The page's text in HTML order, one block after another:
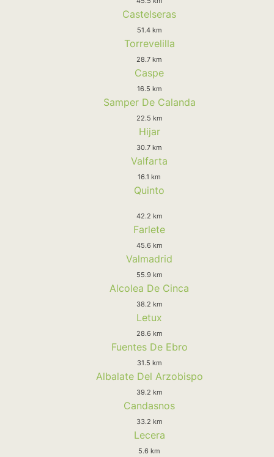
Castelseras
51.4 km
Torrevelilla
28.7 km
Caspe
16.5 km
Samper De Calanda
22.5 km
Hijar
30.7 km
Valfarta
16.1 km
Quinto
42.2 km
Farlete
45.6 km
Valmadrid
55.9 km
Alcolea De Cinca
38.2 km
Letux
28.6 km
Fuentes De Ebro
31.5 km
Albalate Del Arzobispo
39.2 km
Candasnos
33.2 km
Lecera
5.6 km